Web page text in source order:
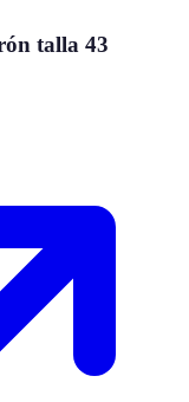
talla 43